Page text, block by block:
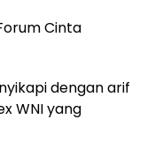
Cinta
dengan arif
WNI yang